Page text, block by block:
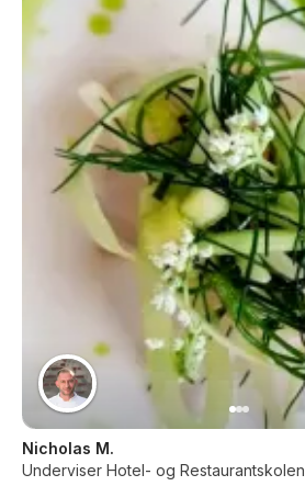
Nicholas M.
Underviser Hotel- og Restaurantskolen